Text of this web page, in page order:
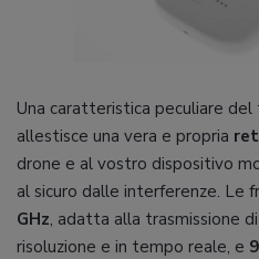
Una caratteristica peculiare
allestisce una vera e propria
drone e al vostro dispositivo
al sicuro dalle interferenze. Le
GHz, adatta alla trasmissione
risoluzione e in tempo reale, e